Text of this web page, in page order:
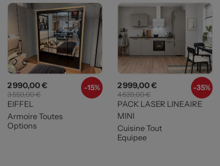
-15%
Prix
2 990,00 € Prix de base
3 559,00 €
EIFFEL
Armoire Toutes
Options
-35%
Prix
2 999,00 € Prix de base
4 639,00 €
PACK LASER LINEAIRE
MINI
Cuisine Tout
Equipee